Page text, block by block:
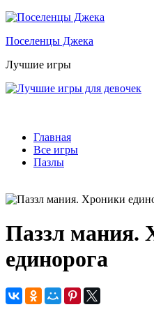
Поселенцы Джека
Лучшие игры
Главная
Все игры
Пазлы
Паззл мания.
единорога